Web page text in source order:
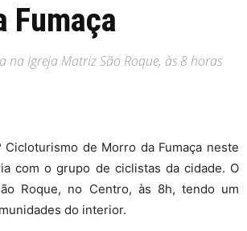
Fumaça
Igreja Matriz São Roque, às 8 horas
de Morro da Fumaça neste
com o grupo de ciclistas da cidade. O
Roque, no Centro, às 8h, tendo um
do interior.